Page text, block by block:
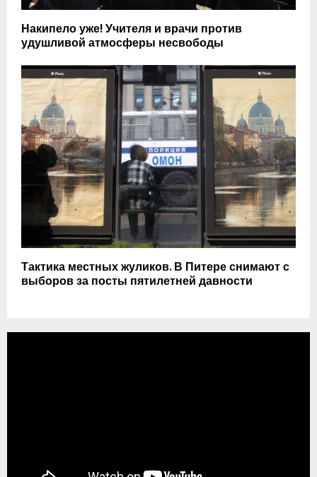
Накипело уже! Учителя и врачи против
удушливой атмосферы несвободы
Тактика местных жуликов. В Питере снимают с
выборов за посты пятилетней давности